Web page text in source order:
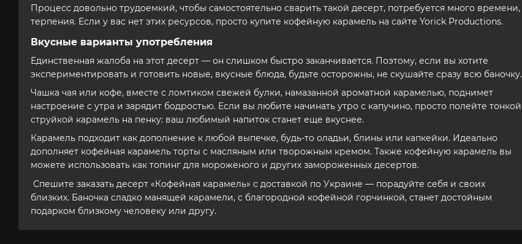
Процесс довольно трудоемкий, чтобы самостоятельно сварить такой десерт, потребуется много времени,
терпения. Если у вас нет этих ресурсов, просто купите кофейную карамель на сайте Yorick Productions.
Вкусные варианты употребления
Единственная жалоба на этот десерт — он слишком быстро заканчивается. Поэтому, если вы хотите
экспериментировать и готовить новые, вкусные блюда, будьте осторожны, не скушайте сразу всю баночку.
Чашка чая или кофе, вместе с ломтиком свежей булки, намазанной ароматной карамелью, поднимет
настроение с утра и зарядит бодростью. Если вы любите начинать утро с капучино, просто полейте тонкой
струйкой карамель на пенку: ваш любимый напиток станет еще вкуснее.
Карамель подходит как дополнение к любой выпечке, будь-то оладьи, блины или капкейки. Идеально
дополняет кофейная карамель торты с масляным или творожным кремом. Также кофейную карамель вы
можете использовать как топинг для мороженого и других замороженных десертов.
Спешите заказать десерт «Кофейная карамель» с доставкой по Украине — порадуйте себя и своих
близких. Баночка сладко манящей карамели, с благородной кофейной горчинкой, станет достойным
подарком близкому человеку или другу.